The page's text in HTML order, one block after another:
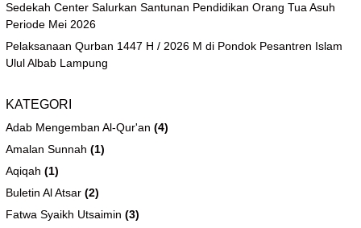
Sedekah Center Salurkan Santunan Pendidikan Orang Tua Asuh
Periode Mei 2026
Pelaksanaan Qurban 1447 H / 2026 M di Pondok Pesantren Islam
Ulul Albab Lampung
KATEGORI
Adab Mengemban Al-Qur'an (4)
Amalan Sunnah (1)
Aqiqah (1)
Buletin Al Atsar (2)
Fatwa Syaikh Utsaimin (3)